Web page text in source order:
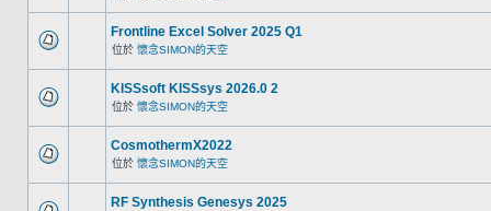
Frontline Excel Solver 2025 Q1
位於 懷念SIMON的天空
KISSsoft KISSsys 2026.0 2
位於 懷念SIMON的天空
CosmothermX2022
位於 懷念SIMON的天空
RF Synthesis Genesys 2025